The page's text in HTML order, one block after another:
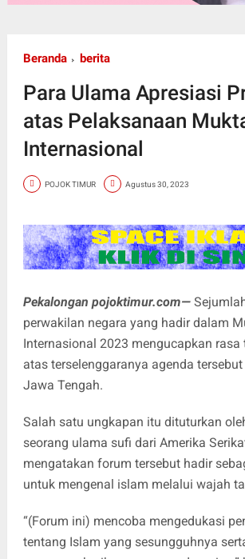
Beranda berita
Para Ulama Apresiasi
atas Pelaksanaan
Internasional
POJOK TIMUR Agustus 30, 2023
Pekalongan pojoktimur.com—
perwakilan negara yang hadir dalam
Internasional 2023 mengucapkan rasa
atas terselenggaranya agenda
Jawa Tengah.
Salah satu ungkapan itu dituturkan
seorang ulama sufi dari Amerika
mengatakan forum tersebut hadir
untuk mengenal islam melalui wajah
“(Forum ini) mencoba mengedukasi
tentang Islam yang sesungguhnya